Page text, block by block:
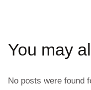
You may
No posts were found